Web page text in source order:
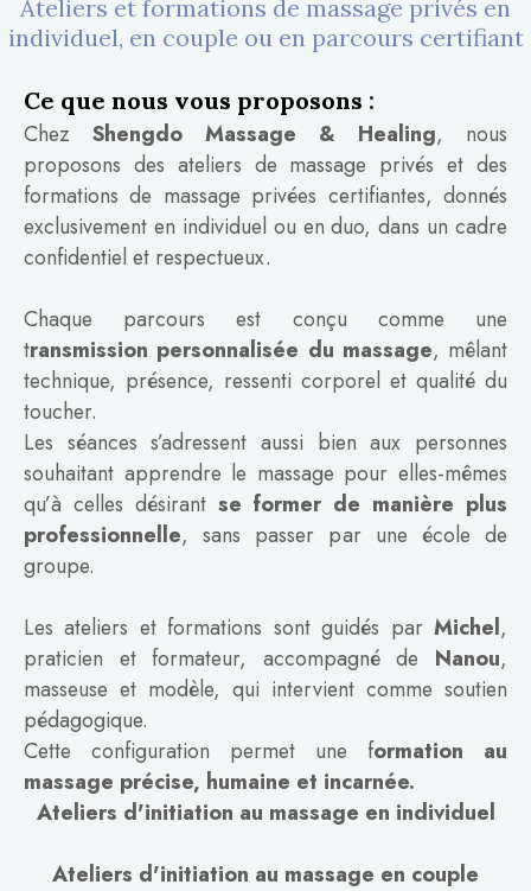
Ateliers et formations de massage privés en
individuel, en couple ou en parcours certifiant
Ce que nous vous proposons :
Chez Shengdo Massage & Healing, nous
proposons des ateliers de massage privés et des
formations de massage privées certifiantes, donnés
exclusivement en individuel ou en duo, dans un cadre
confidentiel et respectueux.
Chaque parcours est conçu comme une
transmission personnalisée du massage, mêlant
technique, présence, ressenti corporel et qualité du
toucher.
Les séances s’adressent aussi bien aux personnes
souhaitant apprendre le massage pour elles-mêmes
qu’à celles désirant se former de manière plus
professionnelle, sans passer par une école de
groupe.
Les ateliers et formations sont guidés par Michel,
praticien et formateur, accompagné de Nanou,
masseuse et modèle, qui intervient comme soutien
pédagogique.
Cette configuration permet une formation au
massage précise, humaine et incarnée.
Ateliers d'initiation au massage en individuel
Ateliers d'initiation au massage en couple